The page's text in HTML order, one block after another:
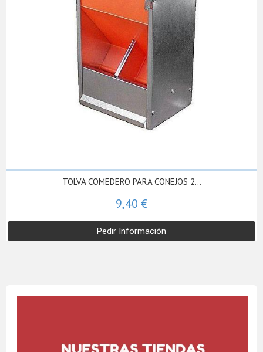
TOLVA COMEDERO PARA CONEJOS 2...
9,40 €
Pedir Información